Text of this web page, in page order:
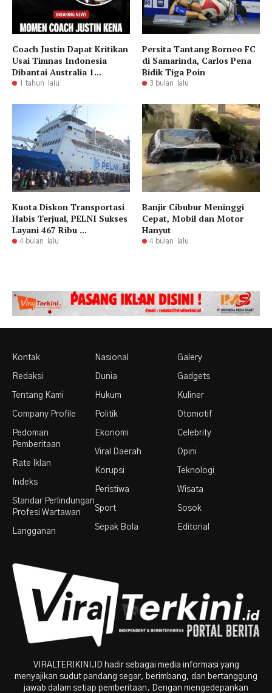
Coach Justin Dapat Kritikan
Usai Timnas Indonesia
Dibantai Australia 1...
1 tahun lalu
Persita Tantang Borneo FC
di Samarinda, Carlos Pena
Bidik Tiga Poin
3 bulan lalu
Kuota Diskon Transportasi
Habis Terjual, PELNI Sukses
Layani 467 Ribu ...
4 bulan lalu
Banjir Cibubur Meninggi
Cepat, Mobil dan Motor
Hanyut
4 bulan lalu
Kontak
Redaksi
Tentang Kami
Company Profile
Pedoman
Pemberitaan
Rate Iklan
Indeks
Standar Perlindungan
Profesi Wartawan
Langganan
Nasional
Dunia
Hukum
Politik
Ekonomi
Viral Daerah
Korupsi
Peristiwa
Sport
Sepak Bola
Galery
Gadgets
Kuliner
Otomotif
Celebrity
Opini
Teknologi
Wisata
Sosok
Editorial
VIRALTERIKINI.ID hadir sebagai media informasi yang
menyajikan sudut pandang segar, berimbang, dan bertanggung
jawab dalam setiap pemberitaan. Dengan mengedepankan